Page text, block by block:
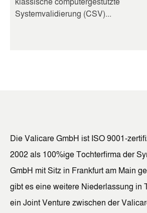
Systemvalidierung (CSV)...
Die Valicare GmbH ist ISO 9001-
2002 als 100%ige Tochterfirma der
GmbH mit Sitz in Frankfurt am Main
gibt es eine weitere Niederlassung in
ein Joint Venture zwischen der